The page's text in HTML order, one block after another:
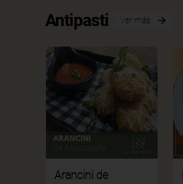
Antipasti Ver más
Arancini de